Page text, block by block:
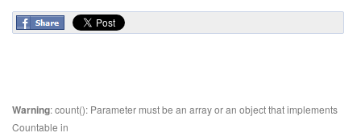
Warning: count(): Parameter must be an array or an object that implements
Countable in